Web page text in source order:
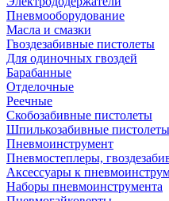
Пневмооборудование
Масла и смазки
Гвоздезабивные пистолеты
Для одиночных гвоздей
Барабанные
Отделочные
Реечные
Скобозабивные пистолеты
Шпилькозабивные пистолеты
Пневмоинструмент
Пневмостеплеры,
Аксессуары к
Наборы пневмоинструмента